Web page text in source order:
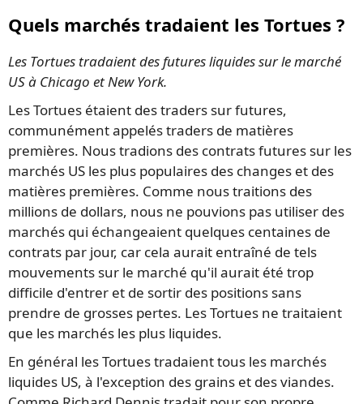
Quels marchés tradaient les Tortues ?
Les Tortues tradaient des futures liquides sur le marché
US à Chicago et New York.
Les Tortues étaient des traders sur futures,
communément appelés traders de matières
premières. Nous tradions des contrats futures sur les
marchés US les plus populaires des changes et des
matières premières. Comme nous traitions des
millions de dollars, nous ne pouvions pas utiliser des
marchés qui échangeaient quelques centaines de
contrats par jour, car cela aurait entraîné de tels
mouvements sur le marché qu'il aurait été trop
difficile d'entrer et de sortir des positions sans
prendre de grosses pertes. Les Tortues ne traitaient
que les marchés les plus liquides.
En général les Tortues tradaient tous les marchés
liquides US, à l'exception des grains et des viandes.